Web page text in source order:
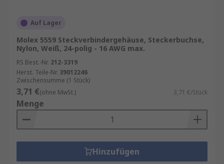
Auf Lager
Molex 5559 Steckverbindergehäuse, Steckerbuchse,
Nylon, Weiß, 24-polig - 16 AWG max.
RS Best.-Nr. 212-3319
Herst. Teile-Nr. 39012246
Zwischensumme (1 Stück)
3,71 €(ohne MwSt.) 3,71 €/Stück
Menge
Hinzufügen